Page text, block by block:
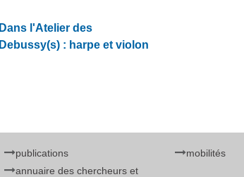
Dans l'Atelier des
Debussy(s) : harpe et violon
publications
annuaire des chercheurs et
mobilités